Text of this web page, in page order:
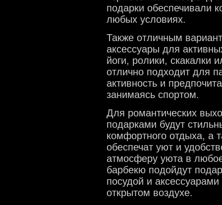
подарки обеспечивали
любых условиях.
Также отличным
аксессуары для
йоги, ролики, скакалки
отлично подходит для
активность и
занимаясь спортом.
Для романтических
подарками будут
комфортного отдыха, а
обеспечат уют и
атмосферу уюта в
барбекю подойдут
посудой и
открытом воздухе.